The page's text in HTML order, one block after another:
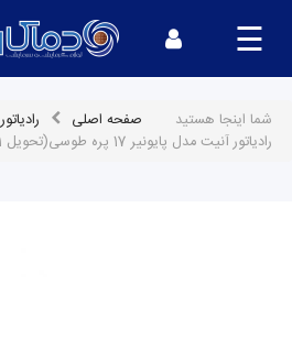
☰
شما اینجا هستید صفحه اصلی رادیاتور
رادیاتور آنیت مدل پایونیر 17 پره طوسی(تحویل 1 تا 4 روز)